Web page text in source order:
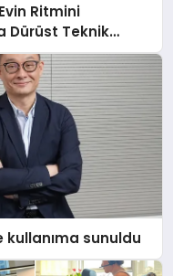
Ritmini
Dürüst Teknik
sunuldu